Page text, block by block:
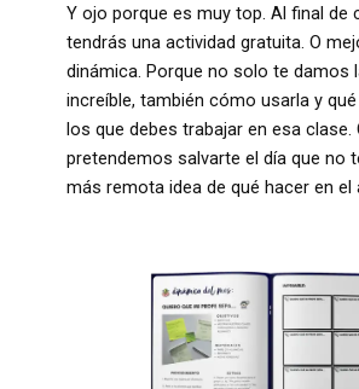
Y ojo porque es muy top. Al final de
tendrás una actividad gratuita. O
dinámica. Porque no solo te damos
increíble, también cómo usarla y
los que debes trabajar en esa clase.
pretendemos salvarte el día que no
más remota idea de qué hacer en el